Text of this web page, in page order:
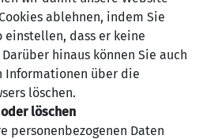
ablehnen, indem Sie
dass er keine
hinaus können Sie auch
Informationen über die
löschen.
löschen
personenbezogenen Daten